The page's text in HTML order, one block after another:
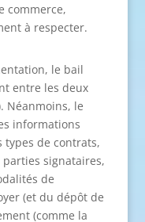
commerce,
à respecter.
le bail
entre les deux
Néanmoins, le
informations
types de contrats,
signataires,
de
(et du dépôt de
(comme la